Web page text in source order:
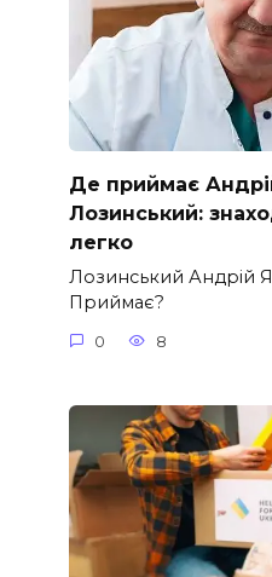
Де приймає
Лозинський:
легко
Лозинський Андрій
Приймає?
0 8